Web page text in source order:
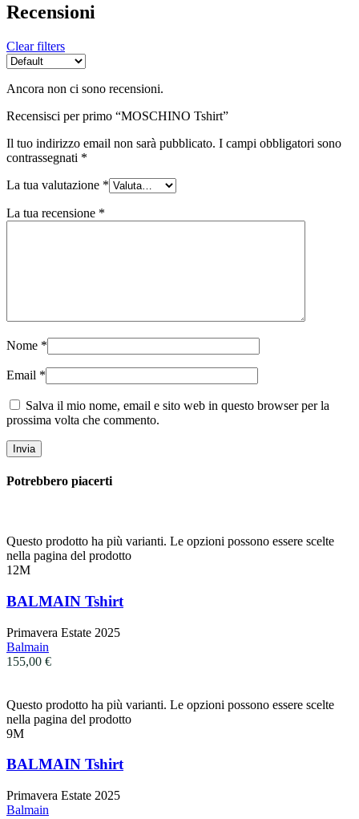
Recensioni
Clear filters
Ancora non ci sono recensioni.
Recensisci per primo “MOSCHINO Tshirt”
Il tuo indirizzo email non sarà pubblicato. I campi obbligatori sono
contrassegnati *
La tua valutazione *
La tua recensione *
Nome *
Email *
Salva il mio nome, email e sito web in questo browser per la
prossima volta che commento.
Potrebbero piacerti
Questo prodotto ha più varianti. Le opzioni possono essere scelte
nella pagina del prodotto
12M
BALMAIN Tshirt
Primavera Estate 2025
Balmain
155,00 €
Questo prodotto ha più varianti. Le opzioni possono essere scelte
nella pagina del prodotto
9M
BALMAIN Tshirt
Primavera Estate 2025
Balmain